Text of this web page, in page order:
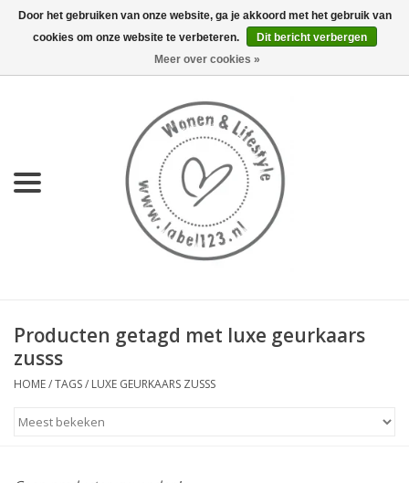
0 Artikelen - €0,00
KEUKEN
LIFESTYLE
Producten getagd met luxe geurkaars
zusss
HOME/TAGS/ LUXE GEURKAARS ZUSSS
Door het gebruiken van onze website, ga je akkoord met het gebruik van
cookies om onze website te verbeteren.
Dit bericht verbergen
Meer over cookies »